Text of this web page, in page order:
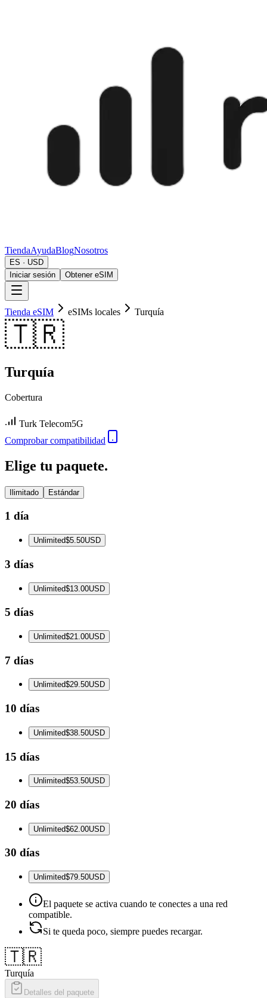
TiendaAyudaBlogNosotros
ES · USD
Iniciar sesión
Obtener eSIM
Tienda eSIM eSIMs locales Turquía
🇹🇷
Turquía
Cobertura
Turk Telecom5G
Comprobar compatibilidad
Elige tu paquete.
Ilimitado Estándar
1 día
Unlimited$5.50USD
3 días
Unlimited$13.00USD
5 días
Unlimited$21.00USD
7 días
Unlimited$29.50USD
10 días
Unlimited$38.50USD
15 días
Unlimited$53.50USD
20 días
Unlimited$62.00USD
30 días
Unlimited$79.50USD
El paquete se activa cuando te conectes a una red
compatible.
Si te queda poco, siempre puedes recargar.
🇹🇷
Turquía
Detalles del paquete